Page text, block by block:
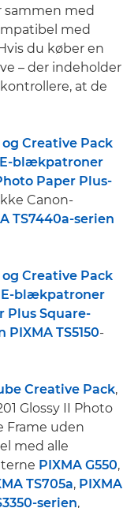
sammen med
med
du køber en
– der indeholder
at de
Creative Pack
blækpatroner
Paper Plus-
Canon-
TS7440a-serien
Creative Pack
blækpatroner
Plus Square-
PIXMA TS5150-
Creative Pack,
Glossy II Photo
Frame uden
med alle
PIXMA G550,
TS705a, PIXMA
serien,